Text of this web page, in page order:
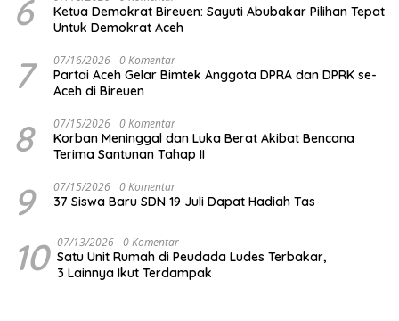
6
Ketua Demokrat Bireuen: Sayuti Abubakar Pilihan Tepat
Untuk Demokrat Aceh
7 07/16/2026 0 Komentar
Partai Aceh Gelar Bimtek Anggota DPRA dan DPRK se-
Aceh di Bireuen
8 07/15/2026 0 Komentar
Korban Meninggal dan Luka Berat Akibat Bencana
Terima Santunan Tahap II
9 07/15/2026 0 Komentar
37 Siswa Baru SDN 19 Juli Dapat Hadiah Tas
10 07/13/2026 0 Komentar
Satu Unit Rumah di Peudada Ludes Terbakar,
3 Lainnya Ikut Terdampak